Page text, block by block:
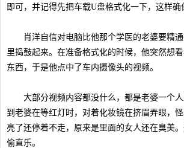
即可，并记得先把车载U盘格式化一下，这样确
肖洋自信对电脑比他那个学医的老婆要精通
里捣鼓起来。在准备格式化的时候，他突然想
东西，于是他点中了车内摄像头的视频。
大部分视频内容都没什么，都是老婆一个人
到老婆在等红灯时，对着化妆镜在挤眉弄眼，怪
亮了还停着不走，原来是里面的女人还在臭美
偷直乐。